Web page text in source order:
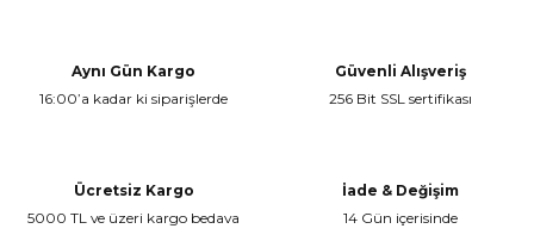
Süleyman kürşat Bektaş | 05/03/2014
Ürün resmi kalitesiz, bozuk veya görüntülenemiyor.
Aynı Gün Kargo
16:00’a kadar ki siparişlerde
Güvenli Alışveriş
256 Bit SSL sertifikası
Ücretsiz Kargo
5000 TL ve üzeri kargo bedava
İade & Değişim
14 Gün içerisinde